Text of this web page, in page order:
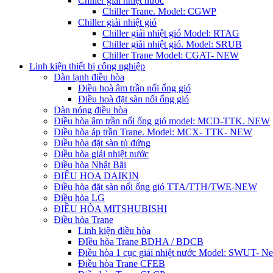
Chiller Trane. Model: CGWP
Chiller giải nhiệt gió
Chiller giải nhiệt gió Model: RTAG
Chiller giải nhiệt gió. Model: SRUB
Chiller Trane Model: CGAT- NEW
Linh kiện thiết bị công nghiệp
Dàn lạnh điều hòa
Điều hoà âm trần nối ống gió
Điều hoà đặt sàn nối ống gió
Dàn nóng điều hòa
Điều hòa âm trần nối ống gió model: MCD-TTK. NEW
Điều hòa áp trần Trane. Model: MCX- TTK- NEW
Điều hòa đặt sàn tủ đứng
Điều hòa giải nhiệt nước
Điều hòa Nhật Bãi
ĐIÊU HOA DAIKIN
Điều hòa đặt sàn nối ống gió TTA/TTH/TWE-NEW
Điều hòa LG
ĐIỀU HÒA MITSHUBISHI
Điều hòa Trane
Linh kiện điều hòa
ĐIều hòa Trane BDHA / BDCB
Điều hòa 1 cục giải nhiệt nước Model: SWUT-
Điều hòa Trane CFEB